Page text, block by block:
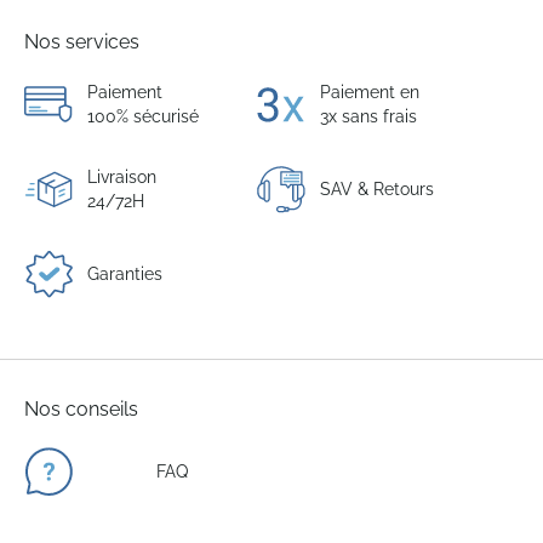
Nos services
Paiement
100% sécurisé
Paiement en
3x sans frais
Livraison
24/72H
SAV & Retours
Garanties
Nos conseils
FAQ